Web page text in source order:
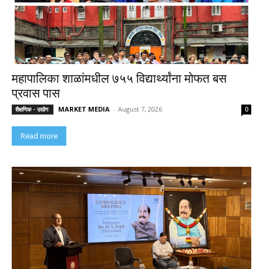
महापालिका शाळांमधील ७५५ विद्यार्थ्यांना मोफत बस
प्रवास पास
शैक्षणिक - उद्योग MARKET MEDIA - August 7, 2026 0
Read more